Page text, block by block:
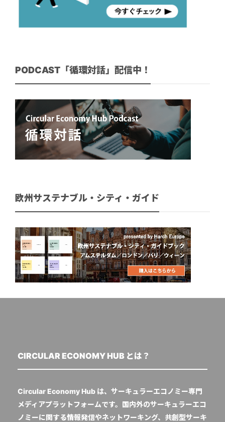
PODCAST「循環対話」配信中！
欧州サステナブル・シティ・ガイド
CIRCULAR ECONOMY HUB とは？
Circular Economy Hub は、サーキュラーエコノミー専門
メディアプラットフォームです。国内外のサーキュラーエコ
ノミーに関する情報発信やネットワーキング、共創型サーキ